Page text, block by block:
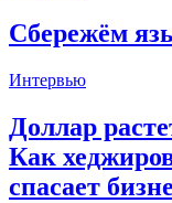
Сбережём
Интервью
Доллар
Как
спасает